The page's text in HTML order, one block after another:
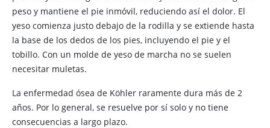
peso y mantiene el pie inmóvil, reduciendo así el dolor. El
yeso comienza justo debajo de la rodilla y se extiende hasta
la base de los dedos de los pies, incluyendo el pie y el
tobillo. Con un molde de yeso de marcha no se suelen
necesitar muletas.
La enfermedad ósea de Köhler raramente dura más de 2
años. Por lo general, se resuelve por sí solo y no tiene
consecuencias a largo plazo.